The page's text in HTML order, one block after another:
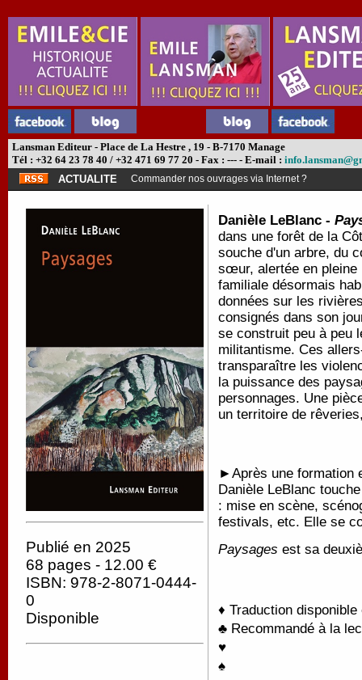
Lansman Editeur - Place de La Hestre , 19 - B-7170 Manage
Tél : +32 64 23 78 40 / +32 471 69 77 20 - Fax : --- - E-mail :
ACTUALITE
Commander nos ouvrages via Internet ?
Publié en 2025
68 pages - 12.00 €
ISBN: 978-2-8071-0444-
0
Disponible
Danièle LeBlanc -
dans une forêt de la
souche d'un arbre, du
sœur, alertée en pleine
familiale désormais
données sur les
consignés dans son
se construit peu à peu
militantisme. Ces
transparaître les
la puissance des
personnages. Une
un territoire de
►Après une formation
Danièle LeBlanc
: mise en scène,
festivals, etc. Elle se
Paysages est sa
♦ Traduction
♣ Recommandé à la
♥
♠